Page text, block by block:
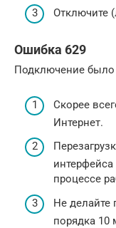
Отключите
Ошибка 629
Подключение
Скорее
Интернет.
процессе
Не делайте
порядка 10